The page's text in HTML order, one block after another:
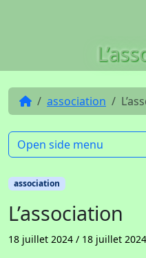
association
association
L’association
18 juillet 2024 / 18 juillet 2024
Open side menu